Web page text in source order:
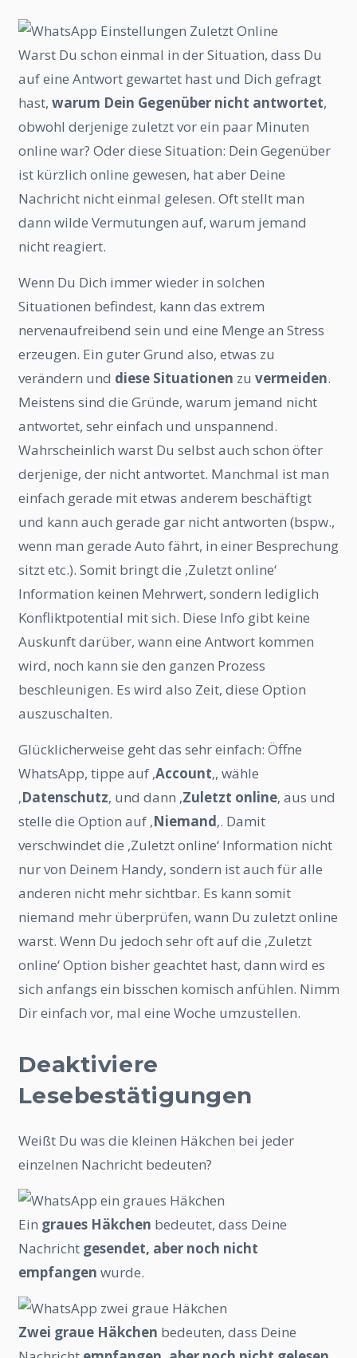
Warst Du schon einmal in der Situation, dass Du
auf eine Antwort gewartet hast und Dich gefragt
hast, warum Dein Gegenüber nicht antwortet,
obwohl derjenige zuletzt vor ein paar Minuten
online war? Oder diese Situation: Dein Gegenüber
ist kürzlich online gewesen, hat aber Deine
Nachricht nicht einmal gelesen. Oft stellt man
dann wilde Vermutungen auf, warum jemand
nicht reagiert.
Wenn Du Dich immer wieder in solchen
Situationen befindest, kann das extrem
nervenaufreibend sein und eine Menge an Stress
erzeugen. Ein guter Grund also, etwas zu
verändern und diese Situationen zu vermeiden.
Meistens sind die Gründe, warum jemand nicht
antwortet, sehr einfach und unspannend.
Wahrscheinlich warst Du selbst auch schon öfter
derjenige, der nicht antwortet. Manchmal ist man
einfach gerade mit etwas anderem beschäftigt
und kann auch gerade gar nicht antworten (bspw.,
wenn man gerade Auto fährt, in einer Besprechung
sitzt etc.). Somit bringt die ‚Zuletzt online‘
Information keinen Mehrwert, sondern lediglich
Konfliktpotential mit sich. Diese Info gibt keine
Auskunft darüber, wann eine Antwort kommen
wird, noch kann sie den ganzen Prozess
beschleunigen. Es wird also Zeit, diese Option
auszuschalten.
Glücklicherweise geht das sehr einfach: Öffne
WhatsApp, tippe auf ‚Account‚, wähle
‚Datenschutz‚ und dann ‚Zuletzt online‚ aus und
stelle die Option auf ‚Niemand‚. Damit
verschwindet die ‚Zuletzt online‘ Information nicht
nur von Deinem Handy, sondern ist auch für alle
anderen nicht mehr sichtbar. Es kann somit
niemand mehr überprüfen, wann Du zuletzt online
warst. Wenn Du jedoch sehr oft auf die ‚Zuletzt
online‘ Option bisher geachtet hast, dann wird es
sich anfangs ein bisschen komisch anfühlen. Nimm
Dir einfach vor, mal eine Woche umzustellen.
Deaktiviere
Lesebestätigungen
Weißt Du was die kleinen Häkchen bei jeder
einzelnen Nachricht bedeuten?
Ein graues Häkchen bedeutet, dass Deine
Nachricht gesendet, aber noch nicht
empfangen wurde.
Zwei graue Häkchen bedeuten, dass Deine